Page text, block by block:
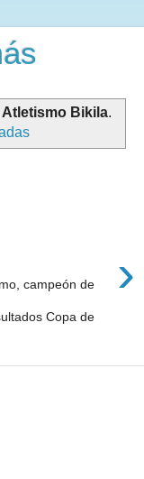
Atletismo Bikila.
›
campeón de
Copa de